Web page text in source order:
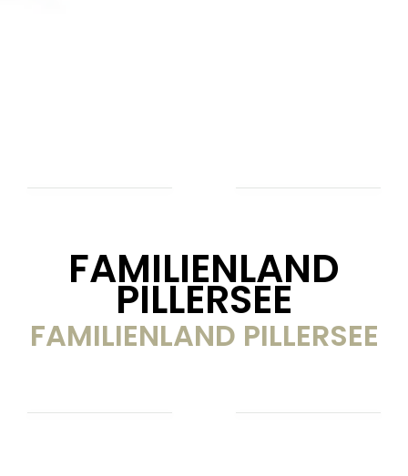
FAMILIENLAND
PILLERSEE
FAMILIENLAND PILLERSEE